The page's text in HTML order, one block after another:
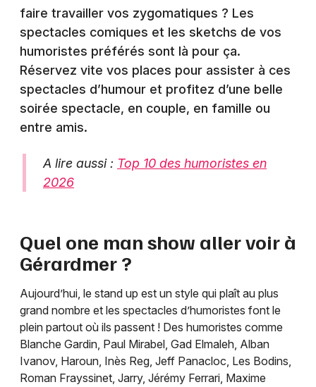
faire travailler vos zygomatiques ? Les
spectacles comiques et les sketchs de vos
humoristes préférés sont là pour ça.
Réservez vite vos places pour assister à ces
spectacles d’humour et profitez d’une belle
soirée spectacle, en couple, en famille ou
entre amis.
A lire aussi : Top 10 des humoristes en
2026
Quel one man show aller voir à
Gérardmer ?
Aujourd’hui, le stand up est un style qui plaît au plus
grand nombre et les spectacles d’humoristes font le
plein partout où ils passent ! Des humoristes comme
Blanche Gardin, Paul Mirabel, Gad Elmaleh, Alban
Ivanov, Haroun, Inès Reg, Jeff Panacloc, Les Bodins,
Roman Frayssinet, Jarry, Jérémy Ferrari, Maxime